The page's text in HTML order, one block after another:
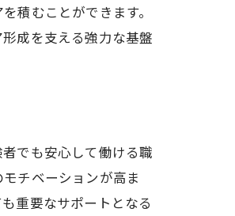
積むことができます。
成を支える強力な基盤
でも安心して働ける職
チベーションが高ま
重要なサポートとなる